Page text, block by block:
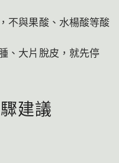
不與果酸、水楊酸等酸
、大片脫皮，就先停
建議